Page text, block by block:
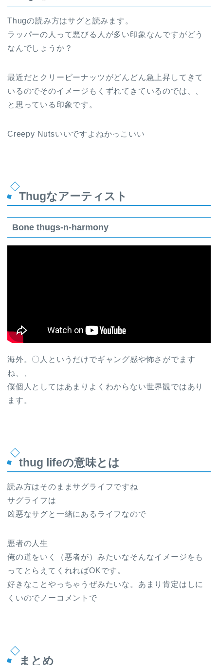
Thugの読み方はサグと読みます。
ラッパーの人って悪びる人が多い印象なんですがどう
なんでしょうか？
最近だとクリーピーナッツがどんどん急上昇してきて
いるのでそのイメージもくずれてきているのでは、、
と思っている印象です。
Creepy Nutsいいですよねかっこいい
Thugなアーティスト
Bone thugs-n-harmony
海外。〇人というだけでギャング感や怖さがでます
ね、、
僕個人としてはあまりよくわからない世界観ではあり
ます。
thug lifeの意味とは
読み方はそのままサグライフですね
サグライフは
凶悪なサグと一緒にあるライフなので
悪者の人生
俺の道をいく（悪者が）みたいなそんなイメージをも
ってとらえてくれればOKです。
好きなことやっちゃうぜみたいな。あまり肯定はしに
くいのでノーコメントで
まとめ